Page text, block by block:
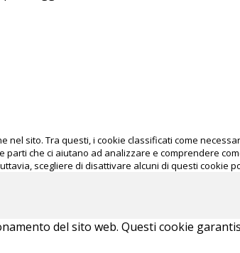
sito. Tra questi, i cookie classificati come
che ci aiutano ad analizzare e comprendere
scegliere di disattivare alcuni di questi cookie
del sito web. Questi cookie